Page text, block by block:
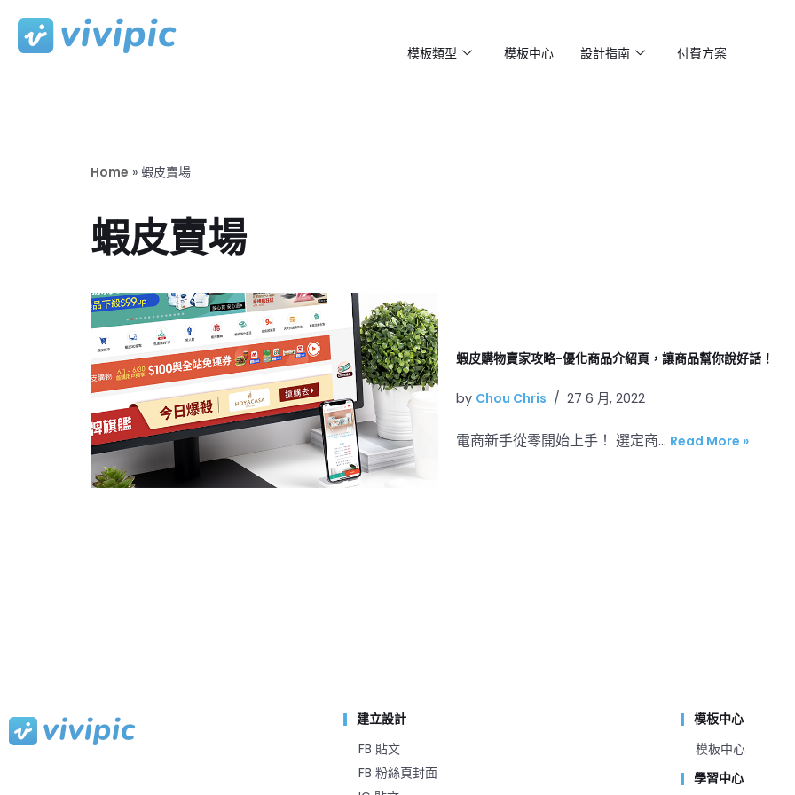
Skip
模板類型 模板中心 設計指南 付費方案
Home » 蝦皮賣場
蝦皮賣場
蝦皮購物賣家攻略-優化商品介紹頁，讓商品幫你說好話！
by Chou Chris 27 6 月, 2022
電商新手從零開始上手！ 選定商… Read More »
建立設計
FB 貼文
FB 粉絲頁封面
模板中心
模板中心
學習中心